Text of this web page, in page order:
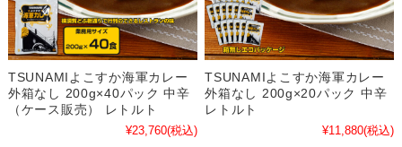
TSUNAMIよこすか海軍カレー
外箱なし 200g×40パック 中辛
（ケース販売） レトルト
¥23,760(税込)
TSUNAMIよこすか海軍カレー
外箱なし 200g×20パック 中辛
レトルト
¥11,880(税込)